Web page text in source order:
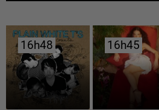
16h48
16h48 16h45
16h45